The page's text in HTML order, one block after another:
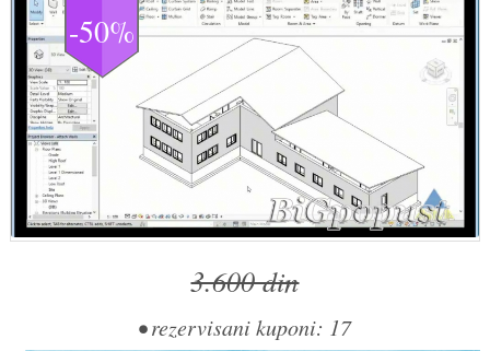
-50%
3.600 din
• rezervisani kuponi: 17